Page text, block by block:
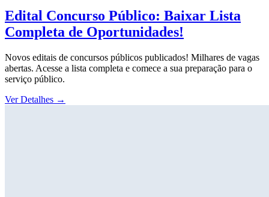
Edital Concurso Público: Baixar Lista
Completa de Oportunidades!
Novos editais de concursos públicos publicados! Milhares de vagas
abertas. Acesse a lista completa e comece a sua preparação para o
serviço público.
Ver Detalhes →